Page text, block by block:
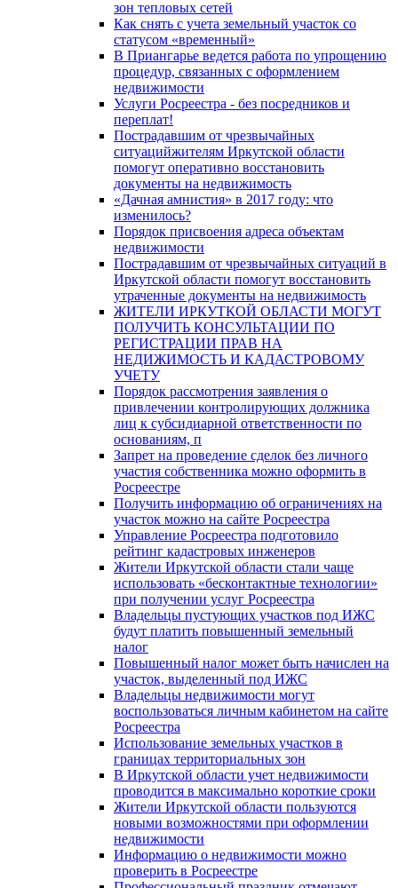
зон тепловых сетей
Как снять с учета земельный участок со
статусом «временный»
В Приангарье ведется работа по упрощению
процедур, связанных с оформлением
недвижимости
Услуги Росреестра - без посредников и
переплат!
Пострадавшим от чрезвычайных
ситуацийжителям Иркутской области
помогут оперативно восстановить
документы на недвижимость
«Дачная амнистия» в 2017 году: что
изменилось?
Порядок присвоения адреса объектам
недвижимости
Пострадавшим от чрезвычайных ситуаций в
Иркутской области помогут восстановить
утраченные документы на недвижимость
ЖИТЕЛИ ИРКУТКОЙ ОБЛАСТИ МОГУТ
ПОЛУЧИТЬ КОНСУЛЬТАЦИИ ПО
РЕГИСТРАЦИИ ПРАВ НА
НЕДИЖИМОСТЬ И КАДАСТРОВОМУ
УЧЕТУ
Порядок рассмотрения заявления о
привлечении контролирующих должника
лиц к субсидиарной ответственности по
основаниям, п
Запрет на проведение сделок без личного
участия собственника можно оформить в
Росреестре
Получить информацию об ограничениях на
участок можно на сайте Росреестра
Управление Росреестра подготовило
рейтинг кадастровых инженеров
Жители Иркутской области стали чаще
использовать «бесконтактные технологии»
при получении услуг Росреестра
Владельцы пустующих участков под ИЖС
будут платить повышенный земельный
налог
Повышенный налог может быть начислен на
участок, выделенный под ИЖС
Владельцы недвижимости могут
воспользоваться личным кабинетом на сайте
Росреестра
Использование земельных участков в
границах территориальных зон
В Иркутской области учет недвижимости
проводится в максимально короткие сроки
Жители Иркутской области пользуются
новыми возможностями при оформлении
недвижимости
Информацию о недвижимости можно
проверить в Росреестре